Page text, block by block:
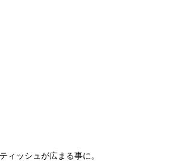
ィッシュが広まる事に。